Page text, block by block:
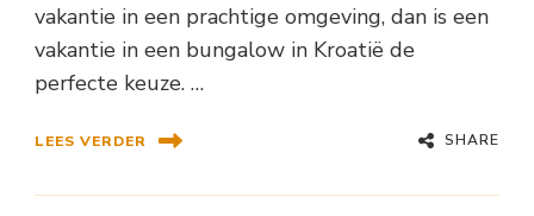
vakantie in een prachtige omgeving, dan is een
vakantie in een bungalow in Kroatië de
perfecte keuze. …
LEES VERDER SHARE